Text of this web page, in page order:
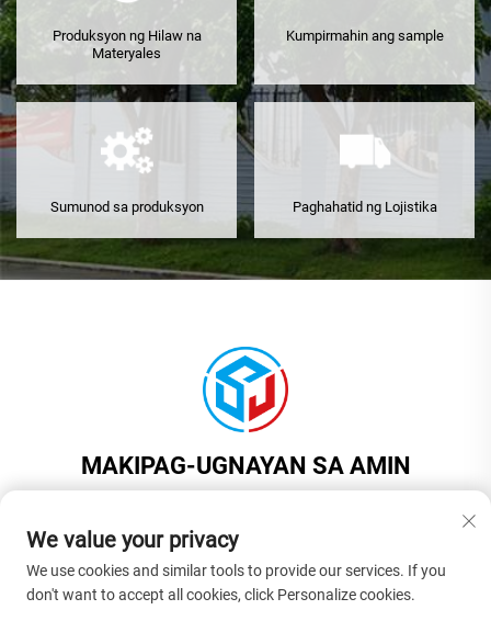
Produksyon ng Hilaw na
Materyales
Kumpirmahin ang sample
Sumunod sa produksyon Paghahatid ng Lojistika
MAKIPAG-UGNAYAN SA AMIN
Liaobu, Lungsod ng Dongguan, Lalawigan ng Guangdong, Tsina
Telepono:
+86-18925575108
E-mail:[email protected]
We value your privacy
We use cookies and similar tools to provide our services. If you
don't want to accept all cookies, click Personalize cookies.